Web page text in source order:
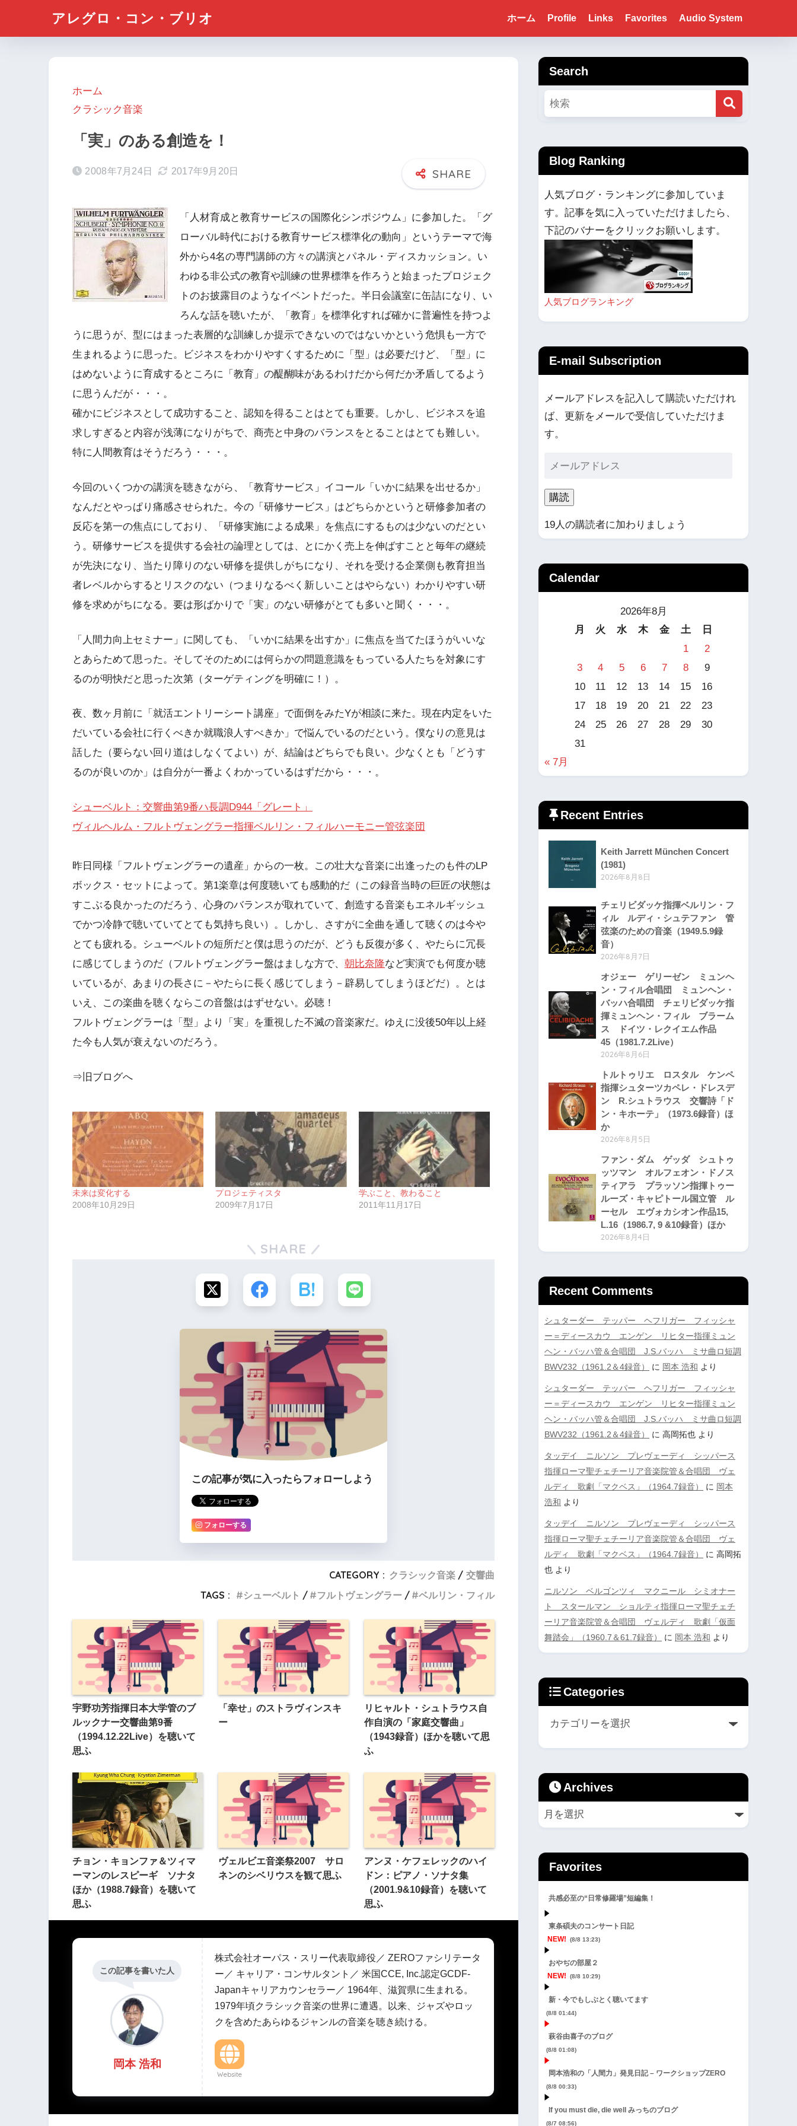
アレグロ・コン・ブリオ ホーム Profile Links Favorites Audio System
ホーム
クラシック音楽
「実」のある創造を！
2008年7月24日 2017年9月20日
「人材育成と教育サービスの国際化シンポジウム」に参加した。「グ
ローバル時代における教育サービス標準化の動向」というテーマで海
外から4名の専門講師の方々の講演とパネル・ディスカッション。い
わゆる非公式の教育や訓練の世界標準を作ろうと始まったプロジェク
トのお披露目のようなイベントだった。半日会議室に缶詰になり、い
ろんな話を聴いたが、「教育」を標準化すれば確かに普遍性を持つよ
うに思うが、型にはまった表層的な訓練しか提示できないのではないかという危惧も一方で
生まれるように思った。ビジネスをわかりやすくするために「型」は必要だけど、「型」に
はめないように育成するところに「教育」の醍醐味があるわけだから何だか矛盾してるよう
に思うんだが・・・。
確かにビジネスとして成功すること、認知を得ることはとても重要。しかし、ビジネスを追
求しすぎると内容が浅薄になりがちで、商売と中身のバランスをとることはとても難しい。
特に人間教育はそうだろう・・・。
今回のいくつかの講演を聴きながら、「教育サービス」イコール「いかに結果を出せるか」
なんだとやっぱり痛感させられた。今の「研修サービス」はどちらかというと研修参加者の
反応を第一の焦点にしており、「研修実施による成果」を焦点にするものは少ないのだとい
う。研修サービスを提供する会社の論理としては、とにかく売上を伸ばすことと毎年の継続
が先決になり、当たり障りのない研修を提供しがちになり、それを受ける企業側も教育担当
者レベルからするとリスクのない（つまりなるべく新しいことはやらない）わかりやすい研
修を求めがちになる。要は形ばかりで「実」のない研修がとても多いと聞く・・・。
「人間力向上セミナー」に関しても、「いかに結果を出すか」に焦点を当てたほうがいいな
とあらためて思った。そしてそのためには何らかの問題意識をもっている人たちを対象にす
るのが明快だと思った次第（ターゲティングを明確に！）。
夜、数ヶ月前に「就活エントリーシート講座」で面倒をみたYが相談に来た。現在内定をいた
だいている会社に行くべきか就職浪人すべきか」で悩んでいるのだという。僕なりの意見は
話した（要らない回り道はしなくてよい）が、結論はどちらでも良い。少なくとも「どうす
るのが良いのか」は自分が一番よくわかっているはずだから・・・。
シューベルト：交響曲第9番ハ長調D944「グレート」
ヴィルヘルム・フルトヴェングラー指揮ベルリン・フィルハーモニー管弦楽団
昨日同様「フルトヴェングラーの遺産」からの一枚。この壮大な音楽に出逢ったのも件のLP
ボックス・セットによって。第1楽章は何度聴いても感動的だ（この録音当時の巨匠の状態は
すこぶる良かったのだろう、心身のバランスが取れていて、創造する音楽もエネルギッシュ
でかつ冷静で聴いていてとても気持ち良い）。しかし、さすがに全曲を通して聴くのは今や
とても疲れる。シューベルトの短所だと僕は思うのだが、どうも反復が多く、やたらに冗長
に感じてしまうのだ（フルトヴェングラー盤はましな方で、 朝比奈隆など実演でも何度か聴
いているが、あまりの長さに－やたらに長く感じてしまう－辟易してしまうほどだ）。とは
いえ、この楽曲を聴くならこの音盤ははずせない。必聴！
フルトヴェングラーは「型」より「実」を重視した不滅の音楽家だ。ゆえに没後50年以上経
た今も人気が衰えないのだろう。
⇒旧ブログへ
未来は変化する
2008年10月29日
プロジェティスタ
2009年7月17日
学ぶこと、教わること
2011年11月17日
SHARE
この記事が気に入ったらフォローしよう
フォローする
CATEGORY : クラシック音楽
交響曲
TAGS :
シューベルト フルトヴェングラー ベルリン・フィル
宇野功芳指揮日本大学管のブ
ルックナー交響曲第9番
（1994.12.22Live）を聴いて
思ふ
「幸せ」のストラヴィンスキ
ー
リヒャルト・シュトラウス自
作自演の「家庭交響曲」
（1943録音）ほかを聴いて思
ふ
チョン・キョンファ＆ツィマ
ーマンのレスピーギ ソナタ
ほか（1988.7録音）を聴いて
思ふ
ヴェルビエ音楽祭2007 サロ
ネンのシベリウスを観て思ふ
アンヌ・ケフェレックのハイ
ドン：ピアノ・ソナタ集
（2001.9&10録音）を聴いて
思ふ
この記事を書いた人
岡本 浩和
株式会社オーパス・スリー代表取締役／ ZEROファシリテータ
ー／ キャリア・コンサルタント／ 米国CCE, Inc.認定GCDF-
Japanキャリアカウンセラー／ 1964年、滋賀県に生まれる。
1979年頃クラシック音楽の世界に遭遇。以来、ジャズやロッ
クを含めたあらゆるジャンルの音楽を聴き続ける。
Website
Search
Blog Ranking
人気ブログ・ランキングに参加していま
す。記事を気に入っていただけましたら、
下記のバナーをクリックお願いします。
人気ブログランキング
E-mail Subscription
メールアドレスを記入して購読いただけれ
ば、更新をメールで受信していただけま
す。
購読
19人の購読者に加わりましょう
Calendar
2026年8月
月
火 水 木 金 土
日
1
2
3
4 5 6 7 8
9
10
11 12 13 14 15
16
17
18 19 20 21 22
23
24
25 26 27 28 29
30
31
« 7月
Recent Entries
Keith Jarrett München Concert
(1981)
2026年8月8日
チェリビダッケ指揮ベルリン・フ
ィル ルディ・シュテファン 管
弦楽のための音楽（1949.5.9録
音）
2026年8月7日
オジェー ゲリーゼン ミュンヘ
ン・フィル合唱団 ミュンヘン・
バッハ合唱団 チェリビダッケ指
揮ミュンヘン・フィル ブラーム
ス ドイツ・レクイエム作品
45（1981.7.2Live）
2026年8月6日
トルトゥリエ ロスタル ケンペ
指揮シュターツカペレ・ドレスデ
ン R.シュトラウス 交響詩「ド
ン・キホーテ」（1973.6録音）ほ
か
2026年8月5日
ファン・ダム ゲッダ シュトゥ
ッツマン オルフェオン・ドノス
ティアラ プラッソン指揮トゥー
ルーズ・キャピトール国立管 ル
ーセル エヴォカシオン作品15,
L.16（1986.7, 9 &10録音）ほか
2026年8月4日
Recent Comments
シュターダー テッパー ヘフリガー フィッシャ
ー＝ディースカウ エンゲン リヒター指揮ミュン
ヘン・バッハ管＆合唱団 J.S.バッハ ミサ曲ロ短調
BWV232（1961.2＆4録音）
に 岡本 浩和 より
シュターダー テッパー ヘフリガー フィッシャ
ー＝ディースカウ エンゲン リヒター指揮ミュン
ヘン・バッハ管＆合唱団 J.S.バッハ ミサ曲ロ短調
BWV232（1961.2＆4録音）
に 高岡拓也 より
タッデイ ニルソン プレヴェーディ シッパース
指揮ローマ聖チェチーリア音楽院管＆合唱団 ヴェ
ルディ 歌劇「マクベス」（1964.7録音）
に 岡本
浩和 より
タッデイ ニルソン プレヴェーディ シッパース
指揮ローマ聖チェチーリア音楽院管＆合唱団 ヴェ
ルディ 歌劇「マクベス」（1964.7録音）
に 高岡拓
也 より
ニルソン ベルゴンツィ マクニール シミオナー
ト スタールマン ショルティ指揮ローマ聖チェチ
ーリア音楽院管＆合唱団 ヴェルディ 歌劇「仮面
舞踏会」（1960.7＆61.7録音）
に 岡本 浩和 より
Categories
Archives
Favorites
共感必至の“日常修羅場”短編集！
東条碩夫のコンサート日記
NEW!
(8/8 13:23)
おやぢの部屋２
NEW!
(8/8 10:29)
新・今でもしぶとく聴いてます
(8/8 01:44)
萩谷由喜子のブログ
(8/8 01:08)
岡本浩和の「人間力」発見日記 – ワークショップZERO
(8/8 00:33)
If you must die, die well みっちのブログ
(8/7 08:56)